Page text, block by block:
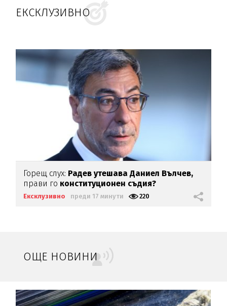
ЕКСКЛУЗИВНО
Горещ слух: Радев утешава Даниел Вълчев,
прави го конституционен съдия?
Ексклузивно преди 17 минути 220
ОЩЕ НОВИНИ